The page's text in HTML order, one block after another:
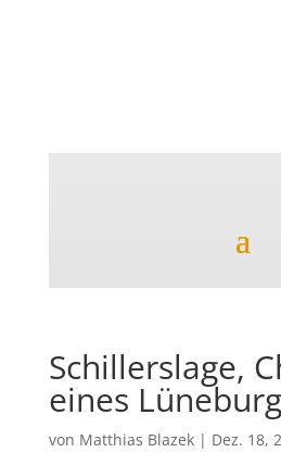
Schillerslage,
eines
von Matthias Blazek| Dez. 18,